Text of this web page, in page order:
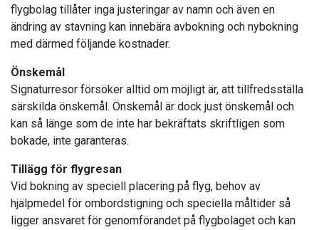
flygbolag tillåter inga justeringar av namn och även en
ändring av stavning kan innebära avbokning och nybokning
med därmed följande kostnader.
Önskemål
Signaturresor försöker alltid om möjligt är, att tillfredsställa
särskilda önskemål. Önskemål är dock just önskemål och
kan så länge som de inte har bekräftats skriftligen som
bokade, inte garanteras.
Tillägg för flygresan
Vid bokning av speciell placering på flyg, behov av
hjälpmedel för ombordstigning och speciella måltider så
ligger ansvaret för genomförandet på flygbolaget och kan